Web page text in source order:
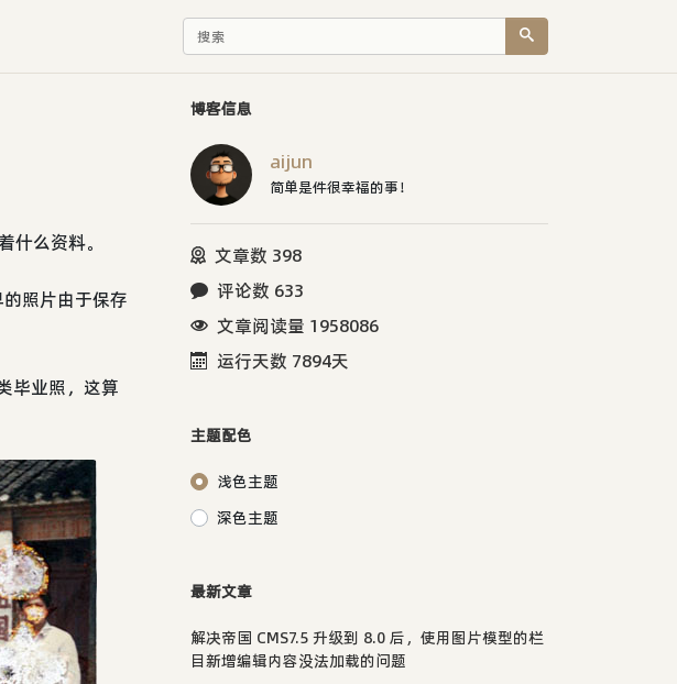
么资料。
照片由于保存
毕业照，这算
博客信息
aijun
简单是件很幸福的事！
文章数 398
评论数 633
文章阅读量 1958086
运行天数 7894天
主题配色
浅色主题
深色主题
最新文章
解决帝国 CMS7.5 升级到 8.0 后，使用图片模型的栏
目新增编辑内容没法加载的问题